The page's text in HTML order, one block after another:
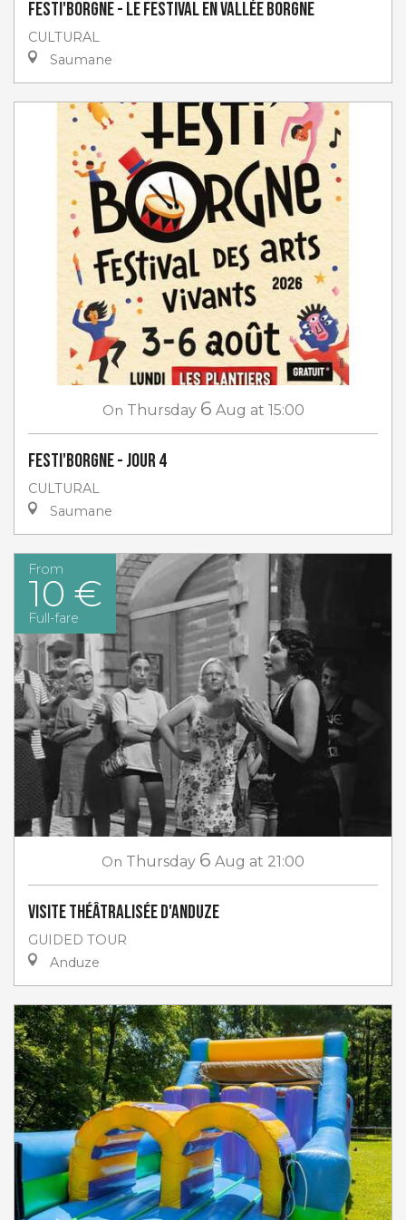
Festi'Borgne - Le Festival en Vallée Borgne
CULTURAL
Saumane
On Thursday 6 Aug at 15:00
Festi'Borgne - jour 4
CULTURAL
Saumane
From
10 €
Full-fare
On Thursday 6 Aug at 21:00
Visite théâtralisée d'Anduze
GUIDED TOUR
Anduze